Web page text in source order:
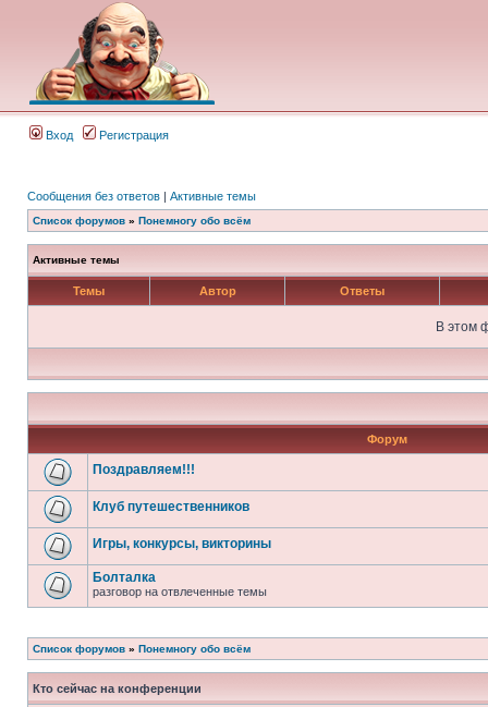
Вход Регистрация
Сообщения без ответов | Активные темы
Список форумов » Понемногу обо всём
Активные темы
Темы Автор Ответы
В этом
Форум
Поздравляем!!!
Клуб путешественников
Игры, конкурсы, викторины
Болталка
разговор на отвлеченные темы
Список форумов » Понемногу обо всём
Кто сейчас на конференции